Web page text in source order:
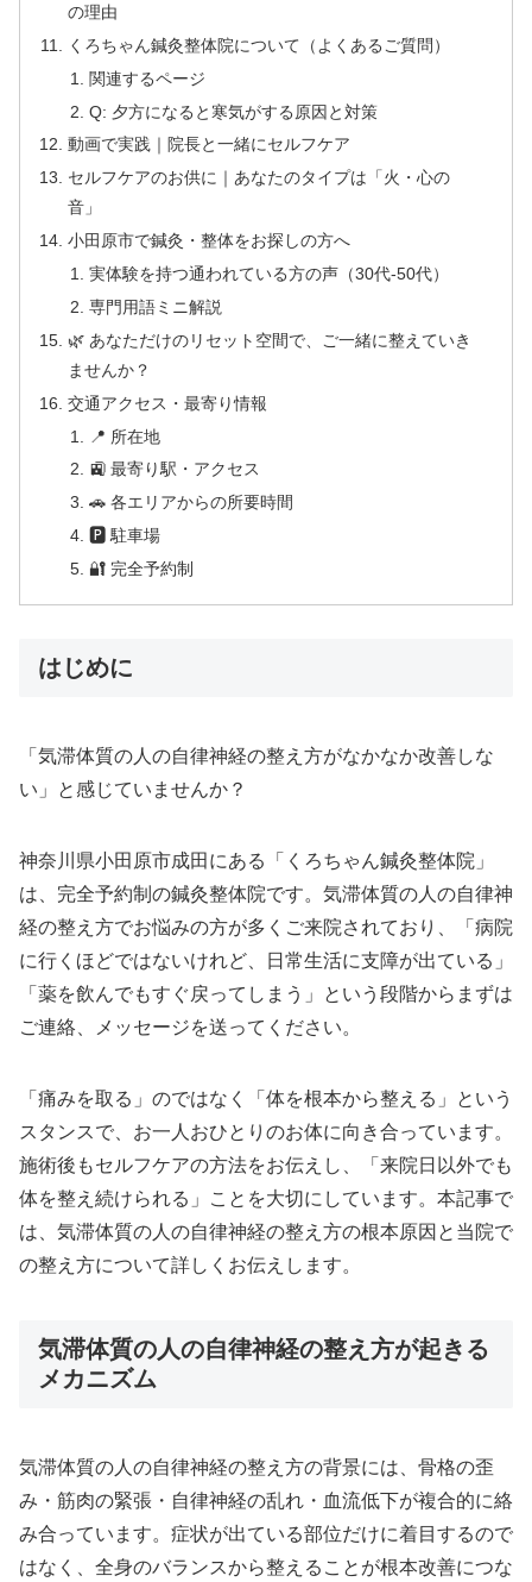
の理由
くろちゃん鍼灸整体院について（よくあるご質問）
関連するページ
Q: 夕方になると寒気がする原因と対策
動画で実践｜院長と一緒にセルフケア
セルフケアのお供に｜あなたのタイプは「火・心の
音」
小田原市で鍼灸・整体をお探しの方へ
実体験を持つ通われている方の声（30代-50代）
専門用語ミニ解説
🌿 あなただけのリセット空間で、ご一緒に整えていき
ませんか？
交通アクセス・最寄り情報
📍 所在地
🚉 最寄り駅・アクセス
🚗 各エリアからの所要時間
🅿 駐車場
🔐 完全予約制
はじめに
「気滞体質の人の自律神経の整え方がなかなか改善しな
い」と感じていませんか？
神奈川県小田原市成田にある「くろちゃん鍼灸整体院」
は、完全予約制の鍼灸整体院です。気滞体質の人の自律神
経の整え方でお悩みの方が多くご来院されており、「病院
に行くほどではないけれど、日常生活に支障が出ている」
「薬を飲んでもすぐ戻ってしまう」という段階からまずは
ご連絡、メッセージを送ってください。
「痛みを取る」のではなく「体を根本から整える」という
スタンスで、お一人おひとりのお体に向き合っています。
施術後もセルフケアの方法をお伝えし、「来院日以外でも
体を整え続けられる」ことを大切にしています。本記事で
は、気滞体質の人の自律神経の整え方の根本原因と当院で
の整え方について詳しくお伝えします。
気滞体質の人の自律神経の整え方が起きる
メカニズム
気滞体質の人の自律神経の整え方の背景には、骨格の歪
み・筋肉の緊張・自律神経の乱れ・血流低下が複合的に絡
み合っています。症状が出ている部位だけに着目するので
はなく、全身のバランスから整えることが根本改善につな